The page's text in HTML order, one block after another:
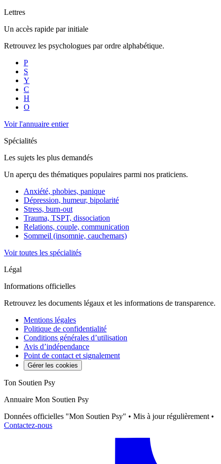
Lettres
Un accès rapide par initiale
Retrouvez les psychologues par ordre alphabétique.
P
S
Y
C
H
O
Voir l'annuaire entier
Spécialités
Les sujets les plus demandés
Un aperçu des thématiques populaires parmi nos praticiens.
Anxiété, phobies, panique
Dépression, humeur, bipolarité
Stress, burn-out
Trauma, TSPT, dissociation
Relations, couple, communication
Sommeil (insomnie, cauchemars)
Voir toutes les spécialités
Légal
Informations officielles
Retrouvez les documents légaux et les informations de transparence.
Mentions légales
Politique de confidentialité
Conditions générales d’utilisation
Avis d’indépendance
Point de contact et signalement
Gérer les cookies
Ton Soutien Psy
Annuaire Mon Soutien Psy
Données officielles "Mon Soutien Psy" • Mis à jour régulièrement •
Contactez-nous